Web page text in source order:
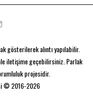
gösterilerek alıntı yapılabilir.
iletişime geçebilirsiniz. Parlak
projesidir.
© 2016-2026